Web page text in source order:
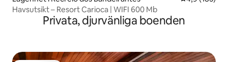
Havsutsikt – Resort Carioca | WIFI 600 Mb
Privata, djurvänliga boenden